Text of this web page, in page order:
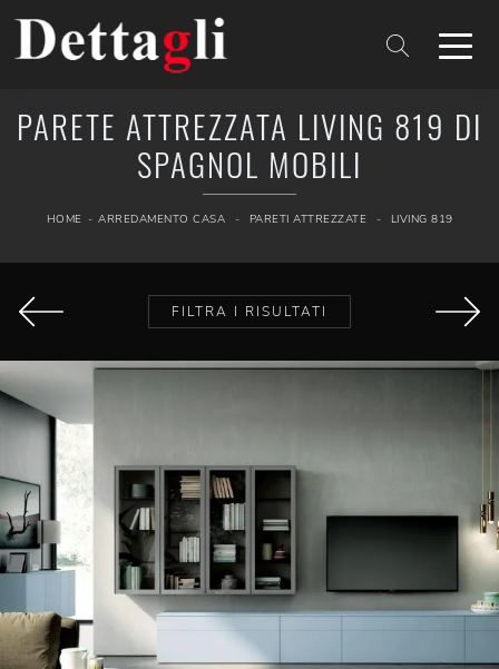
PARETE ATTREZZATA LIVING 819 DI
SPAGNOL MOBILI
HOME - ARREDAMENTO CASA - PARETI ATTREZZATE - LIVING 819
FILTRA I RISULTATI